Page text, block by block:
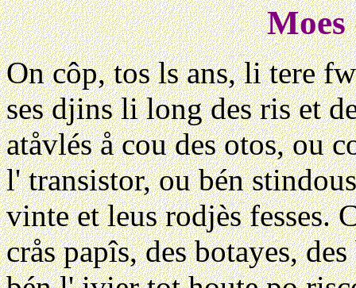
Moes
On côp, tos ls ans, li tere
ses djins li long des ris et
atåvlés å cou des otos, ou
l' transistor, ou bén
vinte et leus rodjès fesses.
crås papîs, des botayes,